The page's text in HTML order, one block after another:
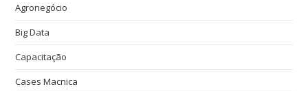
Agronegócio
Big Data
Capacitação
Cases Macnica